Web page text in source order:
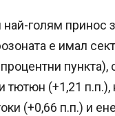
голям принос
е имал
пункта),
тютюн (+1,21 п.п.),
(+0,66 п.п.) и